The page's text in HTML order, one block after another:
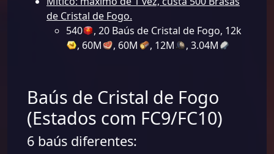
de Cristal de Fogo.
540
, 20 Baús de Cristal de Fogo, 12k
, 60M
, 60M , 12M , 3.04M
Baús de Cristal de Fogo
(Estados com FC9/FC10)
6 baús diferentes: